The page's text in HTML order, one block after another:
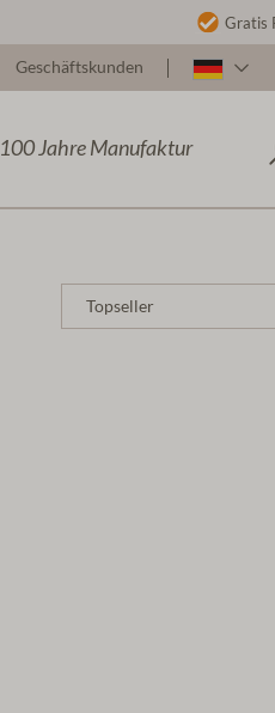
Gratis
Geschäftskunden
100 Jahre Manufaktur